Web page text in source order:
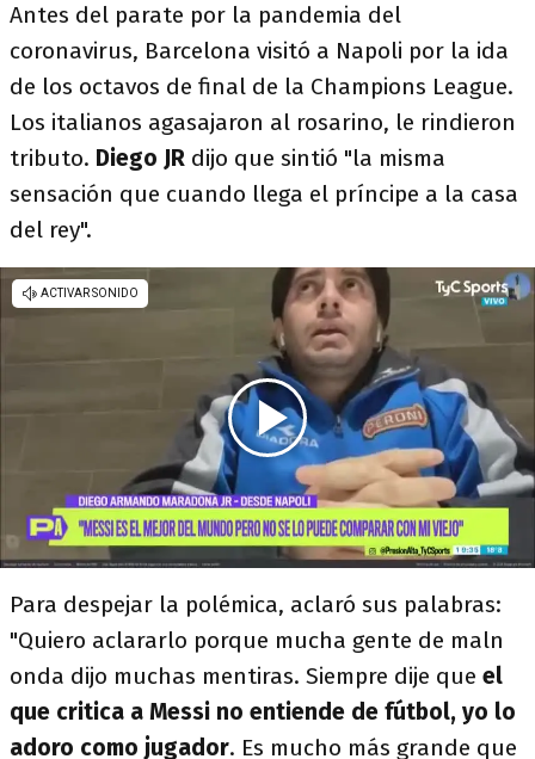
Antes del parate por la pandemia del
coronavirus, Barcelona visitó a Napoli por la ida
de los octavos de final de la Champions League.
Los italianos agasajaron al rosarino, le rindieron
tributo. Diego JR dijo que sintió "la misma
sensación que cuando llega el príncipe a la casa
del rey".
Para despejar la polémica, aclaró sus palabras:
"Quiero aclararlo porque mucha gente de maln
onda dijo muchas mentiras. Siempre dije que el
que critica a Messi no entiende de fútbol, yo lo
adoro como jugador. Es mucho más grande que